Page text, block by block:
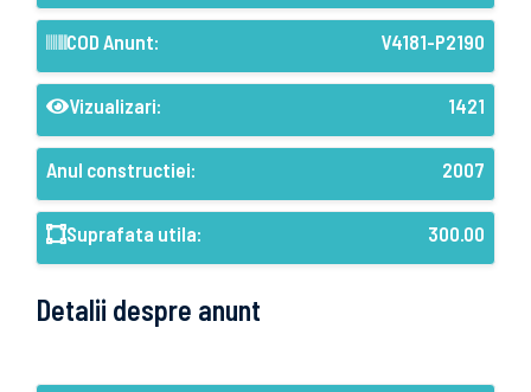
COD Anunt: V4181-P2190
Vizualizari: 1421
Anul constructiei: 2007
Suprafata utila: 300.00
Detalii despre anunt